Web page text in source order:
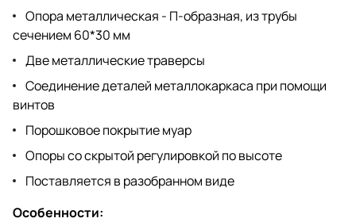
Опора металлическая - П-образная, из трубы
сечением 60*30 мм
Две металлические траверсы
Соединение деталей металлокаркаса при помощи
винтов
Порошковое покрытие муар
Опоры со скрытой регулировкой по высоте
Поставляется в разобранном виде
Особенности: